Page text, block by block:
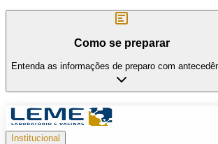
Como se preparar
Entenda as informações de preparo com
Institucional